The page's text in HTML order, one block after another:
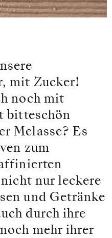
mit Zucker!
noch mit
bitteschön
Melasse? Es
zum
nur leckere
und Getränke
durch ihre
mehr ihrer